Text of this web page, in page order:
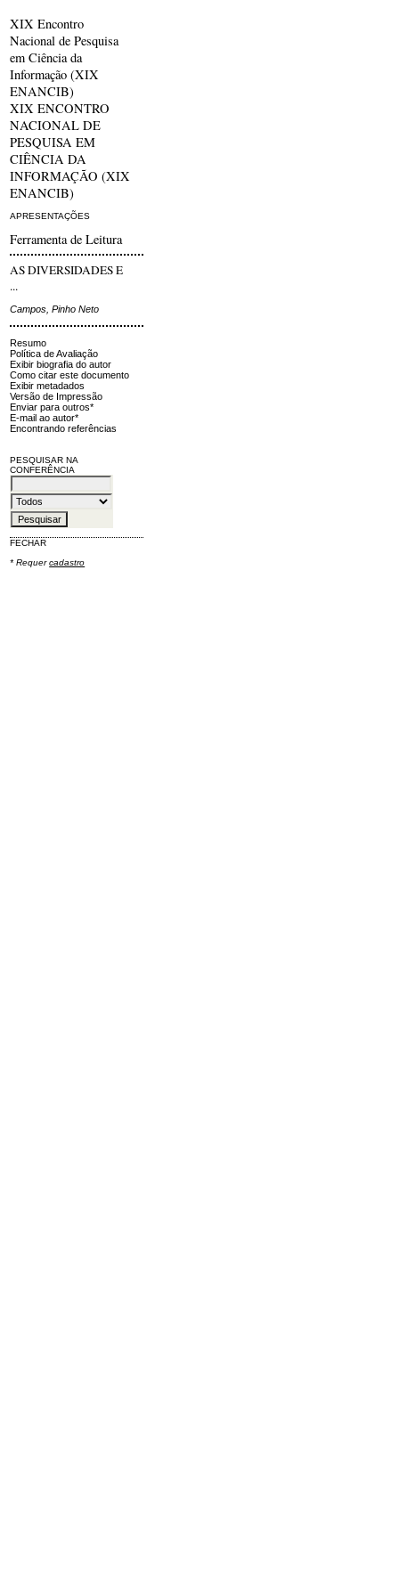
XIX Encontro
Nacional de Pesquisa
em Ciência da
Informação (XIX
ENANCIB)
XIX ENCONTRO
NACIONAL DE
PESQUISA EM
CIÊNCIA DA
INFORMAÇÃO (XIX
ENANCIB)
APRESENTAÇÕES
Ferramenta de Leitura
AS DIVERSIDADES E
...
Campos, Pinho Neto
Resumo
Política de Avaliação
Exibir biografia do autor
Como citar este documento
Exibir metadados
Versão de Impressão
Enviar para outros*
E-mail ao autor*
Encontrando referências
PESQUISAR NA
CONFERÊNCIA
FECHAR
* Requercadastro